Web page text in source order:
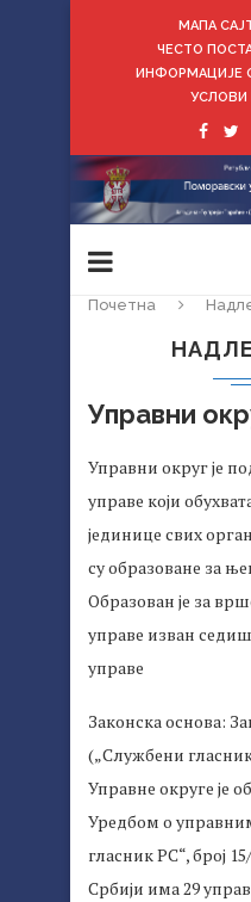
МАПА
ЧЕСТО
ИНФОРМАЦИЈЕ
Почетна
Управни
Управни округ је
управе који
јединице свих
су образоване за
Образован je за
управе изван
управе
Законска основа:
(„Службени гласник
Управне округе је
Уредбом о
гласник РС“, број
Србији има 29